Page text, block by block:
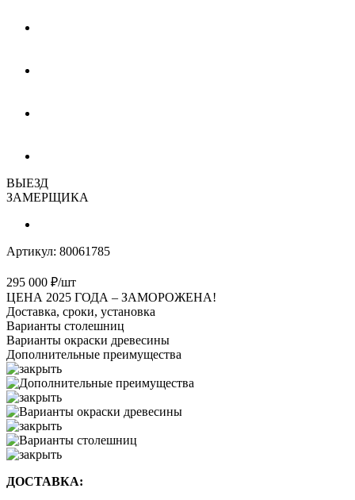
ВЫЕЗД
ЗАМЕРЩИКА
Артикул: 80061785
295 000 ₽/шт
ЦЕНА 2025 ГОДА – ЗАМОРОЖЕНА!
Доставка, сроки, установка
Варианты столешниц
Варианты окраски древесины
Дополнительные преимущества
ДОСТАВКА: